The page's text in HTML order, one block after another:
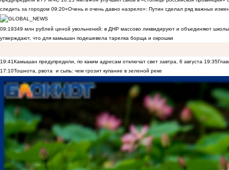
следить за городом 09:20«Очень и очень давно назрело»: Путин сделал ряд важных
09:19349 млн рублей ценой увольнений: в ДНР массово ликвидируют и объединяют
утверждают, что для камышан подешевела тарелка борща и окрошки
19:41Камышан предупредили, по каким адресам отключат свет завтра, 6 августа 19:35
17:10Тошнота, рвота и сыпь: чем грозит купание в зеленой реке